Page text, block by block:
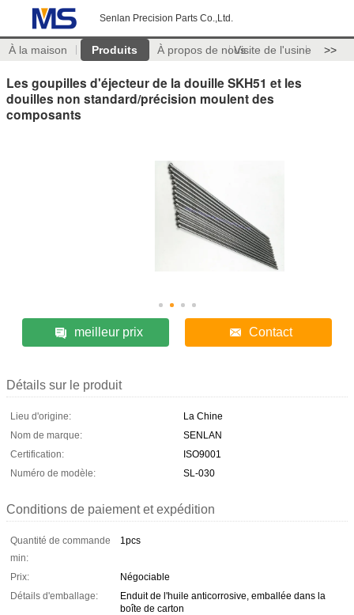
Senlan Precision Parts Co.,Ltd.
À la maison Produits À propos de nousVisite de l'usine >>
Les goupilles d'éjecteur de la douille SKH51 et les
douilles non standard/précision moulent des
composants
meilleur prix Contact
Détails sur le produit
Lieu d'origine:
La Chine
Nom de marque:
SENLAN
Certification:
ISO9001
Numéro de modèle:
SL-030
Conditions de paiement et expédition
Quantité de commande
min:
1pcs
Prix:
Négociable
Détails d'emballage:
Enduit de l'huile anticorrosive, emballée dans la
boîte de carton